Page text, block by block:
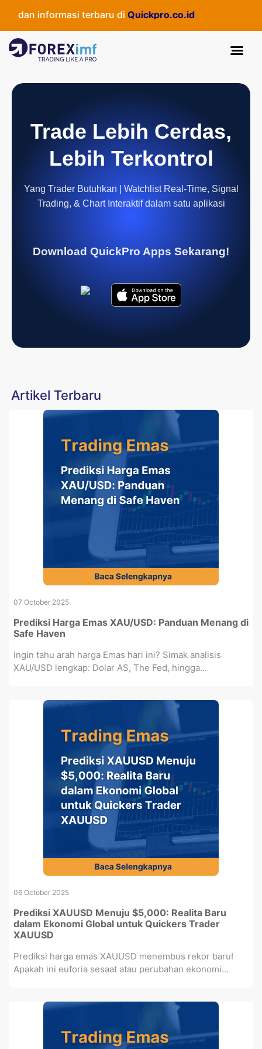
informasi terbaru diQuickpro.co.id
Trade Lebih Cerdas,
Lebih Terkontrol
Yang Trader Butuhkan | Watchlist Real-Time, Signal
Trading, & Chart Interaktif dalam satu aplikasi
Download QuickPro Apps Sekarang!
Artikel Terbaru
07 October 2025
Prediksi Harga Emas XAU/USD: Panduan Menang di
Safe Haven
Ingin tahu arah harga Emas hari ini? Simak analisis
XAU/USD lengkap: Dolar AS, The Fed, hingga...
06 October 2025
Prediksi XAUUSD Menuju $5,000: Realita Baru
dalam Ekonomi Global untuk Quickers Trader
XAUUSD
Prediksi harga emas XAUUSD menembus rekor baru!
Apakah ini euforia sesaat atau perubahan ekonomi...